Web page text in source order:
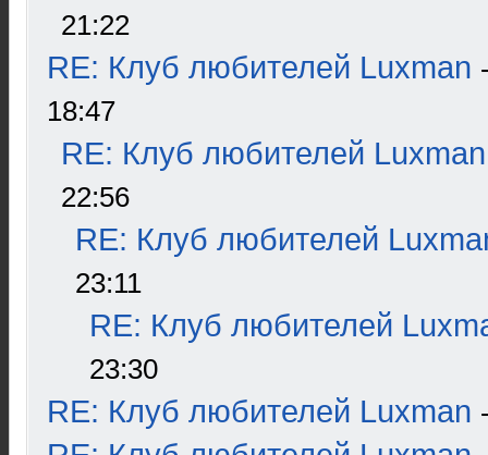
21:22
RE: Клуб любителей Luxman
18:47
RE: Клуб любителей Luxman
22:56
RE: Клуб любителей
23:11
RE: Клуб любителей
23:30
RE: Клуб любителей Luxman